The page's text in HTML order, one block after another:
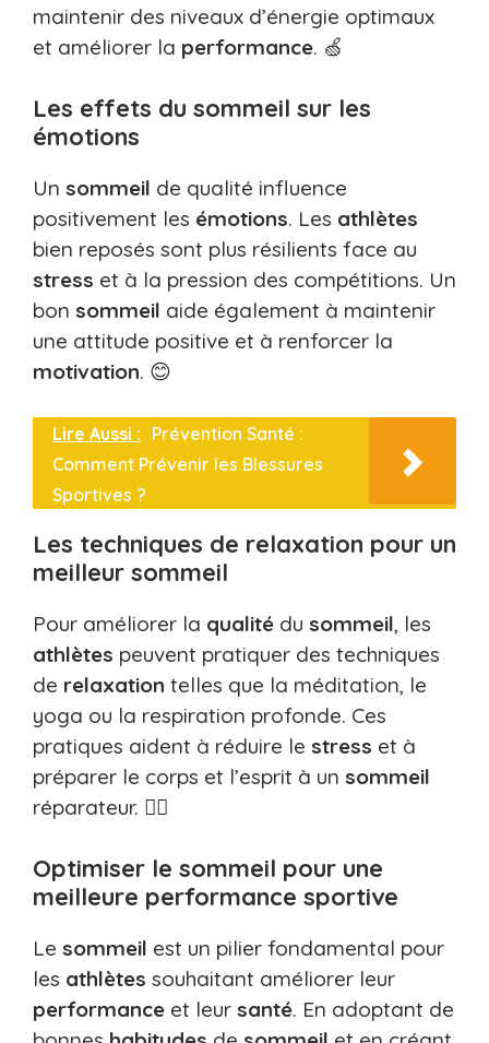
maintenir des niveaux d’énergie optimaux
et améliorer la performance. 🍏
Les effets du sommeil sur les
émotions
Un sommeil de qualité influence
positivement les émotions. Les athlètes
bien reposés sont plus résilients face au
stress et à la pression des compétitions. Un
bon sommeil aide également à maintenir
une attitude positive et à renforcer la
motivation. 😊
Lire Aussi : Prévention Santé :
Comment Prévenir les Blessures
Sportives ?
Les techniques de relaxation pour un
meilleur sommeil
Pour améliorer la qualité du sommeil, les
athlètes peuvent pratiquer des techniques
de relaxation telles que la méditation, le
yoga ou la respiration profonde. Ces
pratiques aident à réduire le stress et à
préparer le corps et l’esprit à un sommeil
réparateur. 🧘‍♂️
Optimiser le sommeil pour une
meilleure performance sportive
Le sommeil est un pilier fondamental pour
les athlètes souhaitant améliorer leur
performance et leur santé. En adoptant de